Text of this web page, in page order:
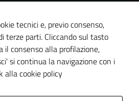
sito
tecnici e, previo consenso,
terze parti. Cliccando sul tasto
consenso alla profilazione,
si continua la navigazione con i
alla cookie policy